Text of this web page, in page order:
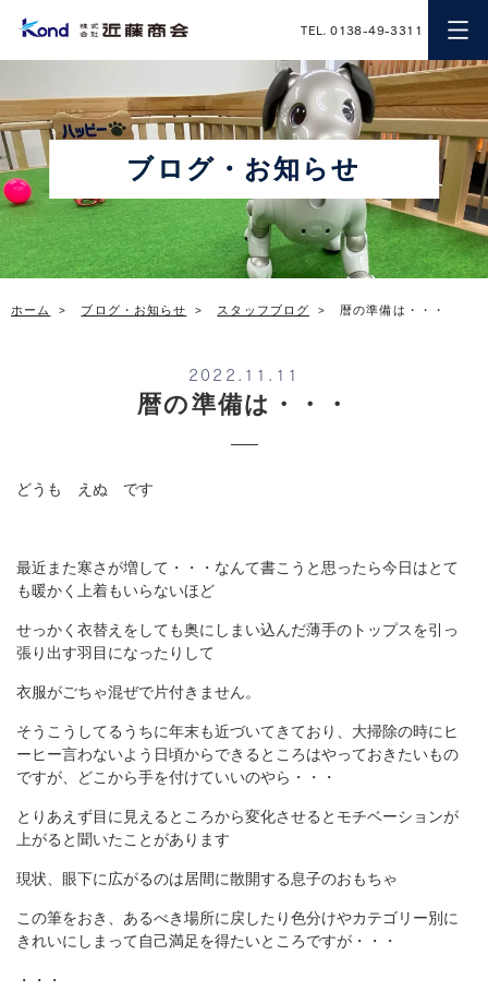
近藤商会
TEL. 0138-49-3311
ブログ・お知らせ
ホーム ブログ・お知らせ スタッフブログ 暦の準備は・・・
2022.11.11
暦の準備は・・・
どうも えぬ です
最近また寒さが増して・・・なんて書こうと思ったら今日はとて
も暖かく上着もいらないほど
せっかく衣替えをしても奥にしまい込んだ薄手のトップスを引っ
張り出す羽目になったりして
衣服がごちゃ混ぜで片付きません。
そうこうしてるうちに年末も近づいてきており、大掃除の時にヒ
ーヒー言わないよう日頃からできるところはやっておきたいもの
ですが、どこから手を付けていいのやら・・・
とりあえず目に見えるところから変化させるとモチベーションが
上がると聞いたことがあります
現状、眼下に広がるのは居間に散開する息子のおもちゃ
この筆をおき、あるべき場所に戻したり色分けやカテゴリー別に
きれいにしまって自己満足を得たいところですが・・・
・・・